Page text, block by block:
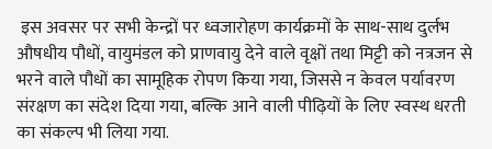
इस अवसर पर सभी केन्द्रों पर ध्वजारोहण कार्यक्रमों के साथ-साथ दुर्लभ
औषधीय पौधों, वायुमंडल को प्राणवायु देने वाले वृक्षों तथा मिट्टी को नत्रजन से
भरने वाले पौधों का सामूहिक रोपण किया गया, जिससे न केवल पर्यावरण
संरक्षण का संदेश दिया गया, बल्कि आने वाली पीढ़ियों के लिए स्वस्थ धरती
का संकल्प भी लिया गया.